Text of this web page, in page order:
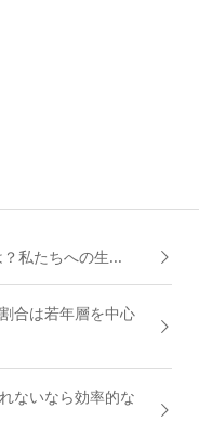
私たちへの生...
合は若年層を中心
ないなら効率的な